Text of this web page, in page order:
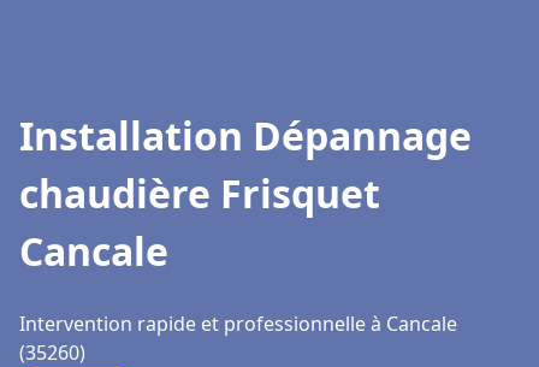
Installation Dépannage
chaudière Frisquet
Cancale
Intervention rapide et professionnelle à Cancale
(35260)